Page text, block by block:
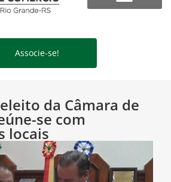
Associe-se!
da Câmara de
se com
locais